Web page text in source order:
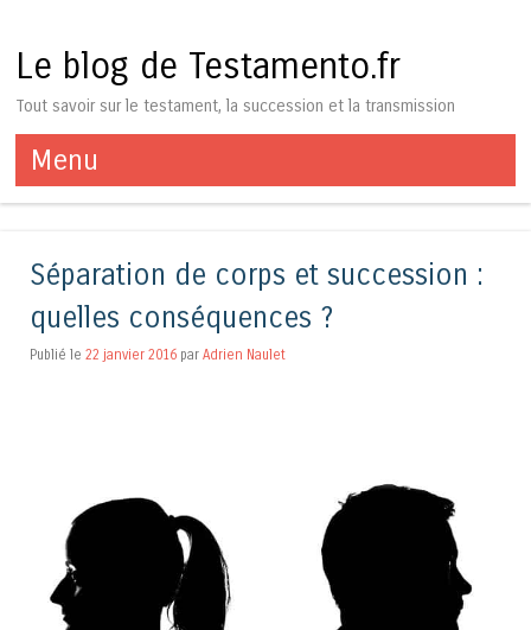
Le blog de Testamento.fr
Tout savoir sur le testament, la succession et la transmission
Menu
Aller au contenu
Séparation de corps et succession :
quelles conséquences ?
Publié le 22 janvier 2016 par Adrien Naulet